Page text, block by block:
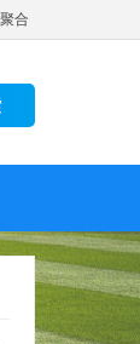
合